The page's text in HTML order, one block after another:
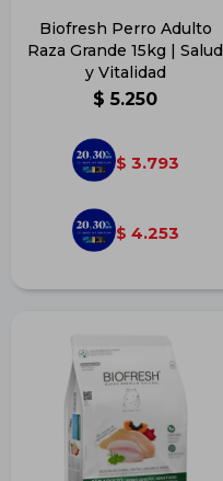
Biofresh Perro Adulto
Raza Grande 15kg | Salud
y Vitalidad
$ 5.250
$ 3.793
$ 4.253